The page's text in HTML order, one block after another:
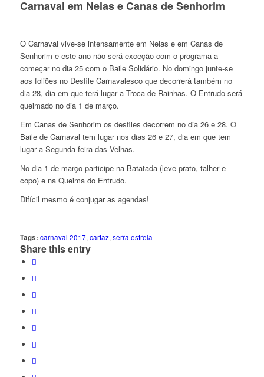
Carnaval em Nelas e Canas de Senhorim
O Carnaval vive-se intensamente em Nelas e em Canas de
Senhorim e este ano não será exceção com o programa a
começar no dia 25 com o Baile Solidário. No domingo junte-se
aos foliões no Desfile Carnavalesco que decorrerá também no
dia 28, dia em que terá lugar a Troca de Rainhas. O Entrudo será
queimado no dia 1 de março.
Em Canas de Senhorim os desfiles decorrem no dia 26 e 28. O
Baile de Carnaval tem lugar nos dias 26 e 27, dia em que tem
lugar a Segunda-feira das Velhas.
No dia 1 de março participe na Batatada (leve prato, talher e
copo) e na Queima do Entrudo.
Difícil mesmo é conjugar as agendas!
Tags: carnaval 2017,cartaz,serra estrela
Share this entry